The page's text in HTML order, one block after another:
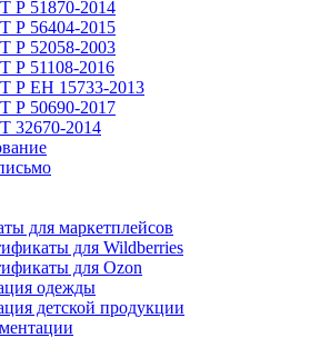
Р 51870-2014
Р 56404-2015
Р 52058-2003
Р 51108-2016
Р ЕН 15733-2013
Р 50690-2017
32670-2014
для маркетплейсов
для Wildberries
для Ozon
одежды
детской продукции